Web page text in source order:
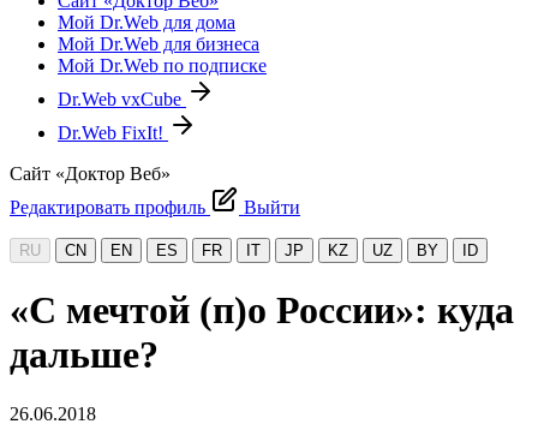
Мой Dr.Web для дома
Мой Dr.Web для бизнеса
Мой Dr.Web по подписке
Dr.Web vxCube
Dr.Web FixIt!
Сайт «Доктор Веб»
Редактировать профиль
Выйти
RU CN EN ES FR IT JP KZ UZ BY ID
«С мечтой (п)о России»: куда
дальше?
26.06.2018